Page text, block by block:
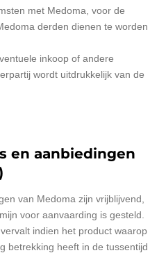
met Medoma, voor de
derden dienen te worden
inkoop­ of andere
wordt uitdrukkelijk van de
en aanbiedingen
van Medoma zijn vrijblijvend,
voor aanvaarding is gesteld.
indien het product waarop
betrekking heeft in de tussentijd